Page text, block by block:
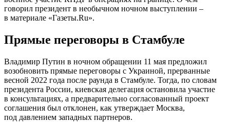
говорил президент в необычном ночном выступлении –
в материале «Газеты.Ru».
Прямые переговоры в Стамбуле
Владимир Путин в ночном обращении 11 мая предложил
возобновить прямые переговоры с Украиной, прерванные
весной 2022 года после раунда в Стамбуле. Тогда, по словам
президента России, киевская делегация остановила участие
в консультациях, а предварительно согласованный проект
соглашения был отклонен, как утверждает Москва,
под давлением западных партнеров.